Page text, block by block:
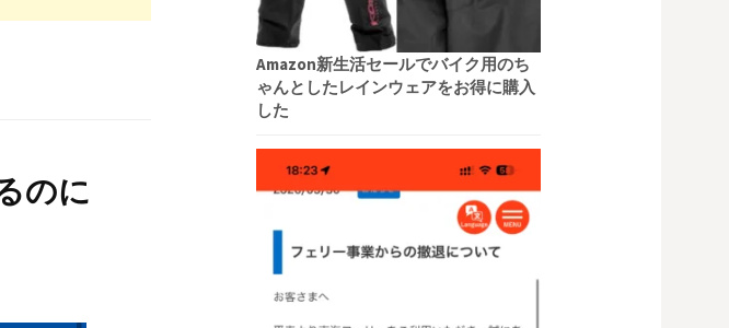
のに
Amazon新生活セールでバイク用のち
ゃんとしたレインウェアをお得に購入
した